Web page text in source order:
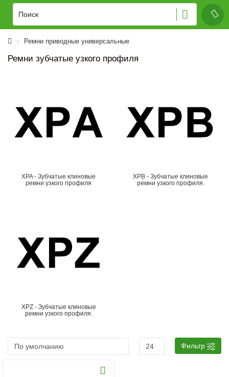
Ремни приводные универсальные
Ремни зубчатые узкого профиля
XPA - Зубчатые клиновые
ремни узкого профиля
XPB - Зубчатые клиновые
ремни узкого профиля.
XPZ - Зубчатые клиновые
ремни узкого профиля.
Фильтр